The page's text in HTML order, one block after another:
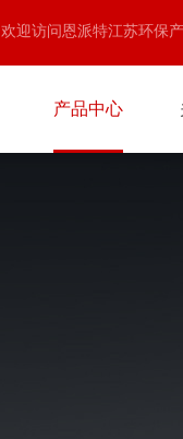
欢迎访问恩派特江苏环保
产品中心